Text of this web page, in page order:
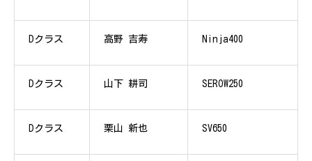
Dクラス 高野 吉寿 Ninja400
Dクラス 山下 耕司 SEROW250
Dクラス 栗山 新也 SV650